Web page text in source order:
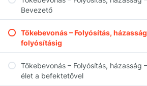
Bevezető
Tőkebevonás – Folyósítás, házasság
folyósításig
Tőkebevonás – Folyósítás, házasság
élet a befektetővel